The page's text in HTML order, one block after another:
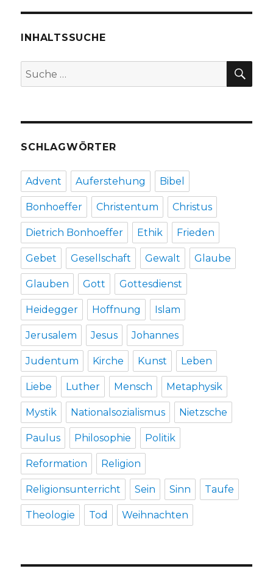
INHALTSSUCHE
Suche
nach:
SCHLAGWÖRTER
Advent Auferstehung Bibel
Bonhoeffer Christentum Christus
Dietrich Bonhoeffer Ethik Frieden
Gebet Gesellschaft Gewalt Glaube
Glauben Gott Gottesdienst
Heidegger Hoffnung Islam
Jerusalem Jesus Johannes
Judentum Kirche Kunst Leben
Liebe Luther Mensch Metaphysik
Mystik Nationalsozialismus Nietzsche
Paulus Philosophie Politik
Reformation Religion
Religionsunterricht Sein Sinn Taufe
Theologie Tod Weihnachten